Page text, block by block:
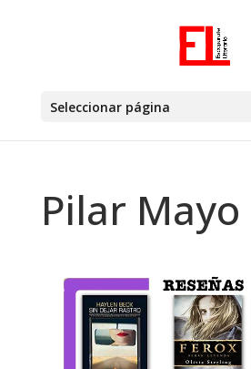
Seleccionar página
Pilar Mayo